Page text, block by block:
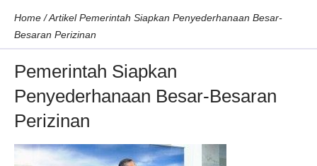
Home /Artikel Pemerintah Siapkan Penyederhanaan Besar-
Besaran Perizinan
Pemerintah Siapkan
Penyederhanaan Besar-Besaran
Perizinan